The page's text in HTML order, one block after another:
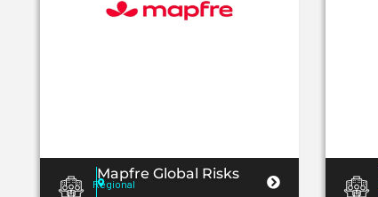
Mapfre Global Risks
Regional